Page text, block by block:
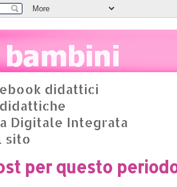
didattici
Digitale Integrata
sito
per questo